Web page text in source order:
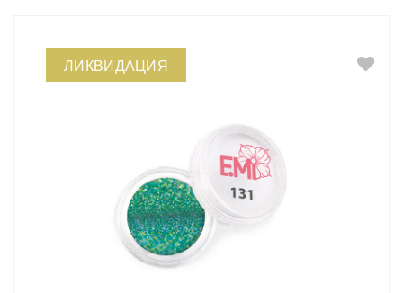
ЛИКВИДАЦИЯ